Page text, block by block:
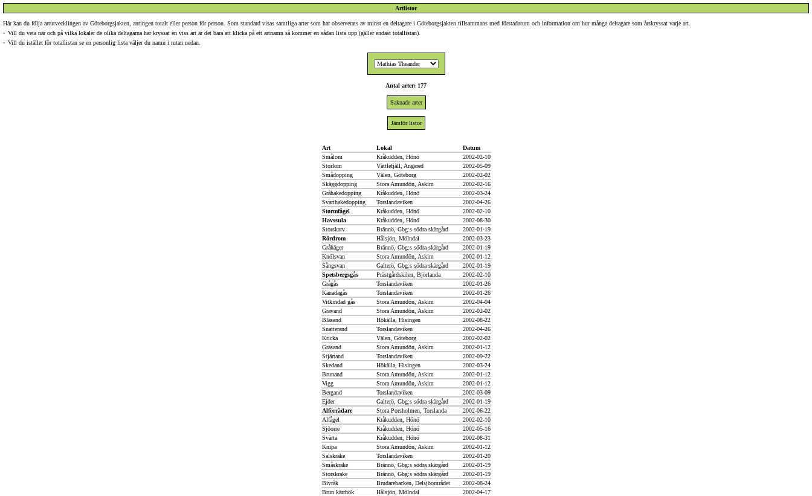
Artlistor
Här kan du följa artutvecklingen av Göteborgsjakten, antingen totalt eller person för person. Som standard visas samtliga arter som har observerats av minst en deltagare i Göteborgsjakten tillsammans med förstadatum och information om hur många deltagare som årskryssat varje art.
· Vill du veta när och på vilka lokaler de olika deltagarna har kryssat en viss art är det bara att klicka på ett artnamn så kommer en sådan lista upp (gäller endast totallistan).
· Vill du istället för totallistan se en personlig lista väljer du namn i rutan nedan.
Antal arter: 177
Saknade arter
Jämför listor
Art Lokal
Datum
Smålom
Kråkudden, Hönö
2002-02-10
Storlom
Vättlefjäll, Angered
2002-05-09
Smådopping
Välen, Göteborg
2002-02-02
Skäggdopping
Stora Amundön, Askim
2002-02-16
Gråhakedopping
Kråkudden, Hönö
2002-03-24
Svarthakedopping
Torslandaviken
2002-04-26
Stormfågel
Kråkudden, Hönö
2002-02-10
Havssula
Kråkudden, Hönö
2002-08-30
Storskarv
Brännö, Gbg:s södra skärgård
2002-01-19
Rördrom
Hålsjön, Mölndal
2002-03-23
Gråhäger
Brännö, Gbg:s södra skärgård
2002-01-19
Knölsvan
Stora Amundön, Askim
2002-01-12
Sångsvan
Galterö, Gbg:s södra skärgård
2002-01-19
Spetsbergsgås
Prästgårdskilen, Björlanda
2002-02-10
Grågås
Torslandaviken
2002-01-26
Kanadagås
Torslandaviken
2002-01-26
Vitkindad gås
Stora Amundön, Askim
2002-04-04
Gravand
Stora Amundön, Askim
2002-02-02
Bläsand
Hökälla, Hisingen
2002-08-22
Snatterand
Torslandaviken
2002-04-26
Kricka
Välen, Göteborg
2002-02-02
Gräsand
Stora Amundön, Askim
2002-01-12
Stjärtand
Torslandaviken
2002-09-22
Skedand
Hökälla, Hisingen
2002-03-24
Brunand
Stora Amundön, Askim
2002-01-12
Vigg
Stora Amundön, Askim
2002-01-12
Bergand
Torslandaviken
2002-03-09
Ejder
Galterö, Gbg:s södra skärgård
2002-01-19
Alförrädare
Stora Porsholmen, Torslanda
2002-06-22
Alfågel
Kråkudden, Hönö
2002-02-10
Sjöorre
Kråkudden, Hönö
2002-05-16
Svärta
Kråkudden, Hönö
2002-08-31
Knipa
Stora Amundön, Askim
2002-01-12
Salskrake
Torslandaviken
2002-01-20
Småskrake
Brännö, Gbg:s södra skärgård
2002-01-19
Storskrake
Brännö, Gbg:s södra skärgård
2002-01-19
Bivråk
Brudarebacken, Delsjöområdet
2002-08-24
Brun kärrhök
Hålsjön, Mölndal
2002-04-17